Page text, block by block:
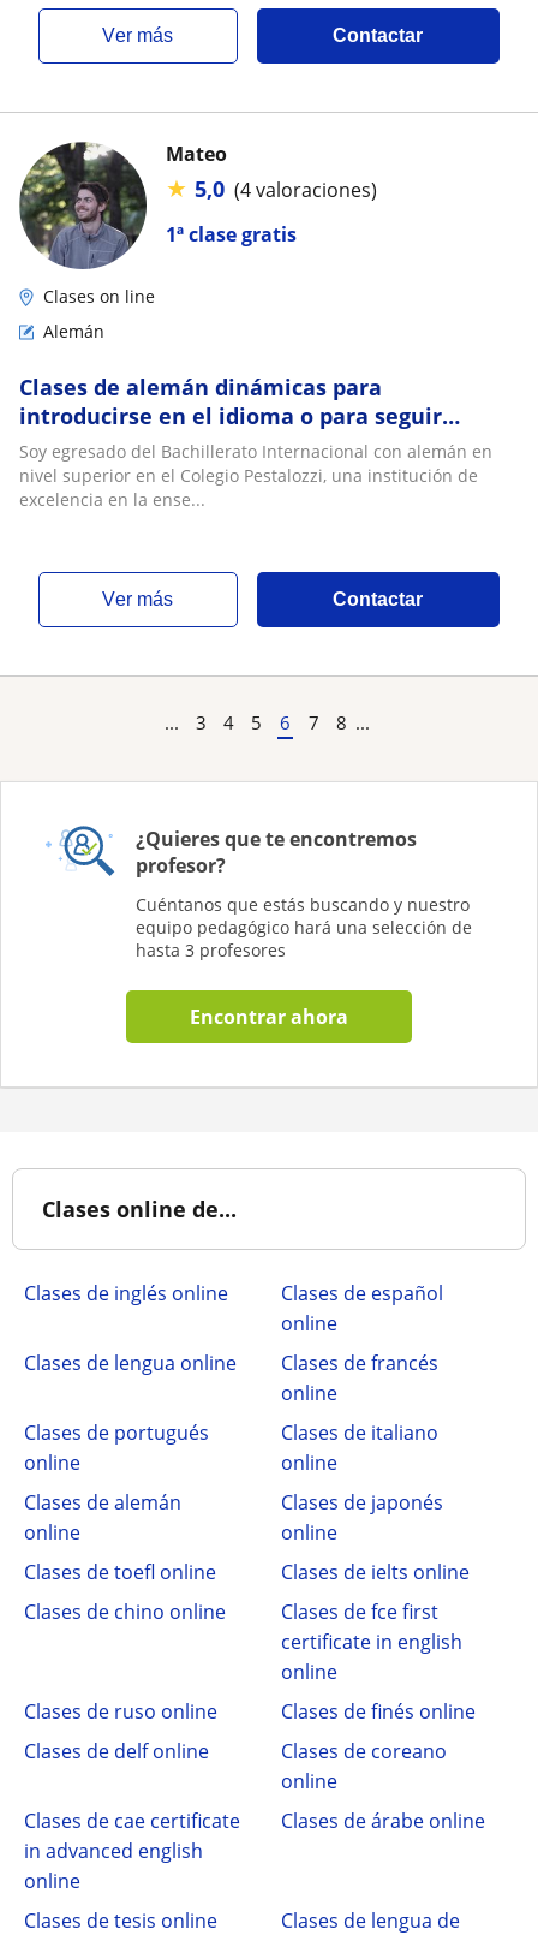
ver más Contactar
1ª clase gratis
Mateo
★ 5,0 (4 valoraciones)
Clases on line
Alemán
Clases de alemán dinámicas para
introducirse en el idioma o para seguir
aprendiendo!
Soy egresado del Bachillerato Internacional con alemán en
nivel superior en el Colegio Pestalozzi, una institución de
excelencia en la ense...
ver más Contactar
... 3 4 5 6 7 8 ...
¿Quieres que te encontremos
profesor?
Cuéntanos que estás buscando y nuestro
equipo pedagógico hará una selección de
hasta 3 profesores
Encontrar ahora
Clases online de...
Clases de inglés online
Clases de español
online
Clases de lengua online
Clases de francés
online
Clases de portugués
online
Clases de italiano
online
Clases de alemán
online
Clases de japonés
online
Clases de toefl online
Clases de ielts online
Clases de chino online
Clases de fce first
certificate in english
online
Clases de ruso online
Clases de finés online
Clases de delf online
Clases de coreano
online
Clases de cae certificate
in advanced english
online
Clases de árabe online
Clases de tesis online
Clases de lengua de